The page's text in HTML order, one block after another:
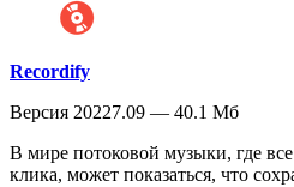
Recordify
Версия 20227.09 — 40.1 Мб
В мире потоковой музыки, где
клика, может показаться, что